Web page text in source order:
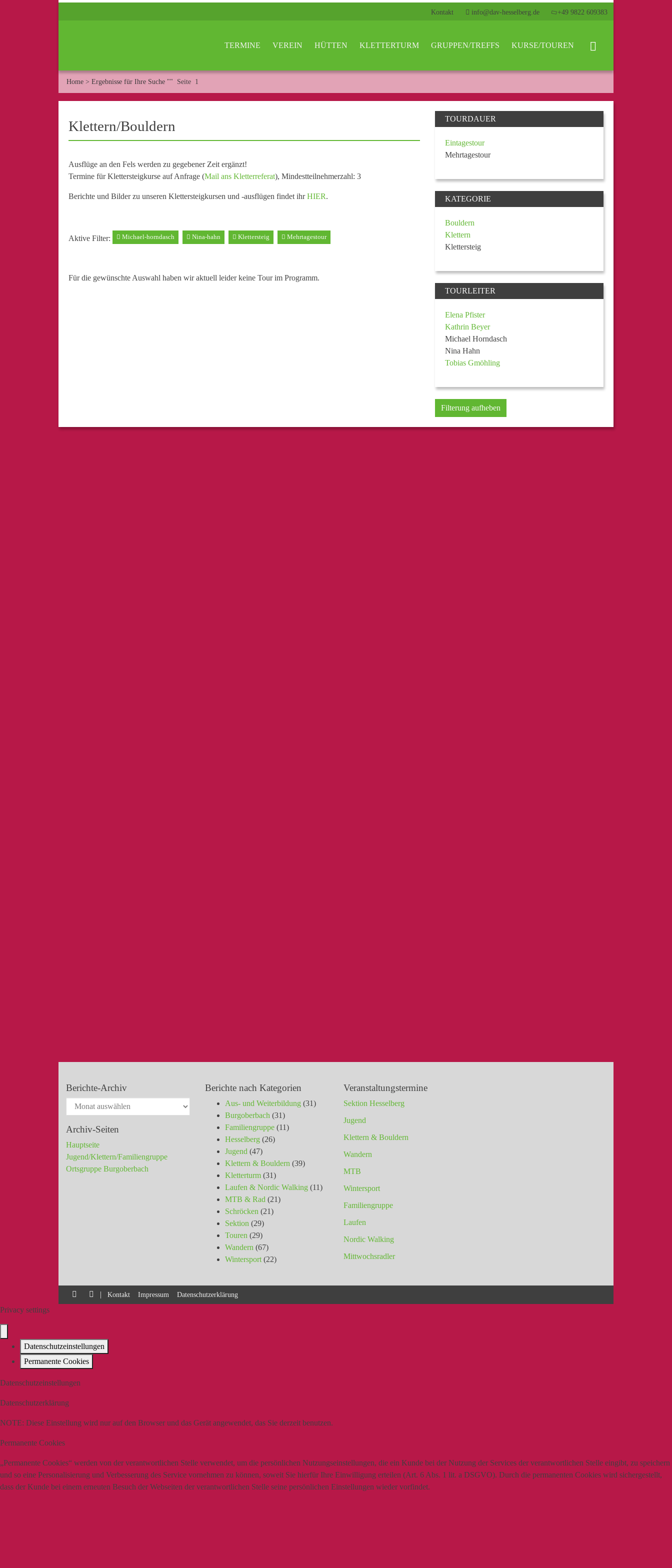
Kontakt info@dav-hesselberg.de +49 9822 609383
TERMINE VEREIN HÜTTEN KLETTERTURM GRUPPEN/TREFFS KURSE/TOUREN
Home > Ergebnisse für Ihre Suche "" Seite 1
Klettern/Bouldern
Ausflüge an den Fels werden zu gegebener Zeit ergänzt!
Termine für Klettersteigkurse auf Anfrage (Mail ans Kletterreferat), Mindestteilnehmerzahl: 3
Berichte und Bilder zu unseren Klettersteigkursen und -ausflügen findet ihrHIER.
Aktive Filter: Michael-horndasch Nina-hahn Klettersteig Mehrtagestour
Für die gewünschte Auswahl haben wir aktuell leider keine Tour im Programm.
TOURDAUER
Eintagestour
Mehrtagestour
KATEGORIE
Bouldern
Klettern
Klettersteig
TOURLEITER
Elena Pfister
Kathrin Beyer
Michael Horndasch
Nina Hahn
Tobias Gmöhling
Filterung aufheben
Berichte-Archiv
Archiv-Seiten
Hauptseite
Jugend/Klettern/Familiengruppe
Ortsgruppe Burgoberbach
Berichte nach Kategorien
Aus- und Weiterbildung(31)
Burgoberbach (31)
Familiengruppe(11)
Hesselberg(26)
Jugend (47)
Klettern & Bouldern (39)
Kletterturm(31)
Laufen & Nordic Walking(11)
MTB & Rad (21)
Schröcken (21)
Sektion (29)
Touren (29)
Wandern (67)
Wintersport(22)
Veranstaltungstermine
Sektion Hesselberg
Jugend
Klettern & Bouldern
Wandern
MTB
Wintersport
Familiengruppe
Laufen
Nordic Walking
Mittwochsradler
| Kontakt Impressum Datenschutzerklärung
Privacy settings
Datenschutzeinstellungen
Permanente Cookies
Datenschutzeinstellungen
Datenschutzerklärung
NOTE: Diese Einstellung wird nur auf den Browser und das Gerät angewendet, das Sie derzeit benutzen.
Permanente Cookies
„Permanente Cookies“ werden von der verantwortlichen Stelle verwendet, um die persönlichen Nutzungseinstellungen, die ein Kunde bei der Nutzung der Services der verantwortlichen Stelle eingibt, zu speichern
und so eine Personalisierung und Verbesserung des Service vornehmen zu können, soweit Sie hierfür Ihre Einwilligung erteilen (Art. 6 Abs. 1 lit. a DSGVO). Durch die permanenten Cookies wird sichergestellt,
dass der Kunde bei einem erneuten Besuch der Webseiten der verantwortlichen Stelle seine persönlichen Einstellungen wieder vorfindet.